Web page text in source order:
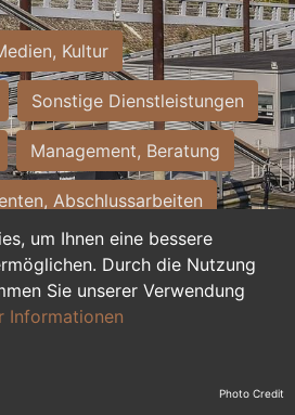
um Ihnen eine bessere
Durch die Nutzung
Sie unserer Verwendung
Informationen
Kultur
Sonstige Dienstleistungen
Management, Beratung
Abschlussarbeiten
Assistenz, Sekretariat
und Nebenjobs
duale Ausbildung Photo Credit